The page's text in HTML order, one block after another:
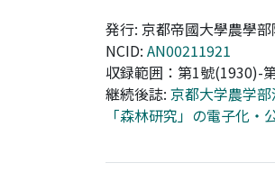
発行: 京都帝國大學農學
NCID: AN00211921
収録範囲：第1號(1930)-
継続後誌: 京都大学農学
「森林研究」の電子化